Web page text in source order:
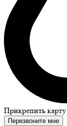
Прикрепить карту
Перезвоните мне